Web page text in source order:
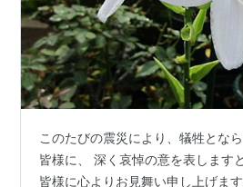
このたびの震災により、犠牲とな
皆様に、 深く哀悼の意を表します
皆様に心よりお見舞い申し上げま